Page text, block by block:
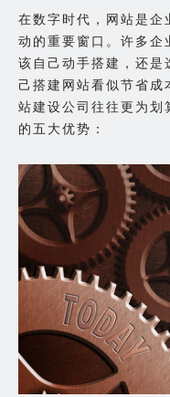
只为在数
出
在数字时代，网站是企
动的重要窗口。许多企
该自己动手搭建，还是
己搭建网站看似节省成
站建设公司往往更为划
的五大优势：